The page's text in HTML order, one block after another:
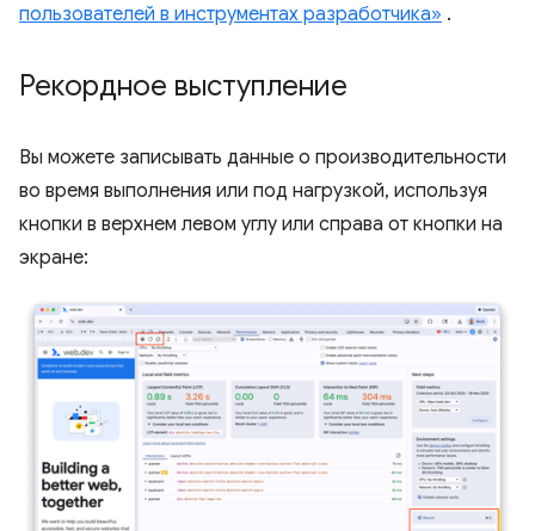
пользователей в инструментах разработчика» .
Рекордное выступление
Вы можете записывать данные о производительности
во время выполнения или под нагрузкой, используя
кнопки в верхнем левом углу или справа от кнопки на
экране: